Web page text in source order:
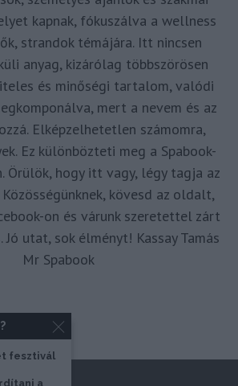
kapnak, fókuszálva a wellness
strandok témájára. Itt nincsen
anyag, kizárólag többszörösen
és minőségi tartalom, valódi
mert a nevem és az
Elképzelhetetlen számomra,
Ez különbözteti meg a Spabook-
Örülök, hogy itt vagy, légy tagja az
kövesd az oldalt,
on és várunk szeretettel zárt
Jó utat, sok élményt! Kassay Tamás
Mr Spabook
fesztivál
a